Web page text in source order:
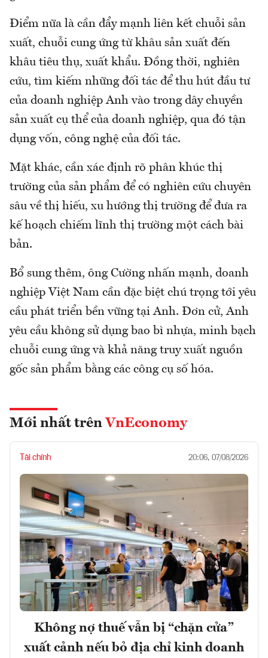
Điểm nữa là cần đẩy mạnh liên kết chuỗi sản
xuất, chuỗi cung ứng từ khâu sản xuất đến
khâu tiêu thụ, xuất khẩu. Đồng thời, nghiên
cứu, tìm kiếm những đối tác để thu hút đầu tư
của doanh nghiệp Anh vào trong dây chuyền
sản xuất cụ thể của doanh nghiệp, qua đó tận
dụng vốn, công nghệ của đối tác.
Mặt khác, cần xác định rõ phân khúc thị
trường của sản phẩm để có nghiên cứu chuyên
sâu về thị hiếu, xu hướng thị trường để đưa ra
kế hoạch chiếm lĩnh thị trường một cách bài
bản.
Bổ sung thêm, ông Cường nhấn mạnh, doanh
nghiệp Việt Nam cần đặc biệt chú trọng tới yêu
cầu phát triển bền vững tại Anh. Đơn cử, Anh
yêu cầu không sử dụng bao bì nhựa, minh bạch
chuỗi cung ứng và khả năng truy xuất nguồn
gốc sản phẩm bằng các công cụ số hóa.
Mới nhất trên VnEconomy
Tài chính 20:06, 07/08/2026
Không nợ thuế vẫn bị “chặn cửa”
xuất cảnh nếu bỏ địa chỉ kinh doanh